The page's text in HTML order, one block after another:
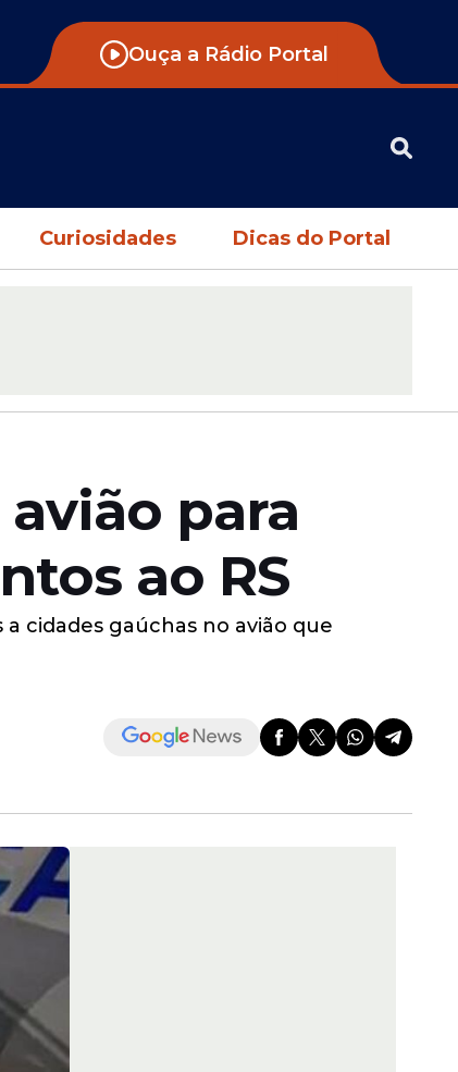
Ouça a Rádio Portal
Curiosidades Dicas do Portal
para
ao RS
cidades gaúchas no avião que